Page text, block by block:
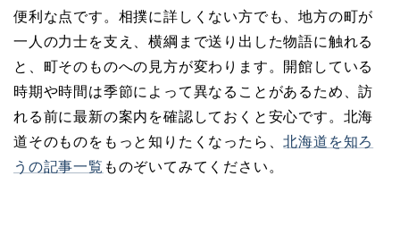
便利な点です。相撲に詳しくない方でも、地方の町が
一人の力士を支え、横綱まで送り出した物語に触れる
と、町そのものへの見方が変わります。開館している
時期や時間は季節によって異なることがあるため、訪
れる前に最新の案内を確認しておくと安心です。北海
道そのものをもっと知りたくなったら、北海道を知ろ
うの記事一覧 ものぞいてみてください。